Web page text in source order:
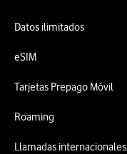
Datos ilimitados
eSIM
Tarjetas Prepago Móvil
Roaming
Llamadas internacionales